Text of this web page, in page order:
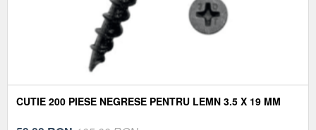
CUTIE 200 PIESE NEGRESE PENTRU LEMN 3.5 X 19 MM